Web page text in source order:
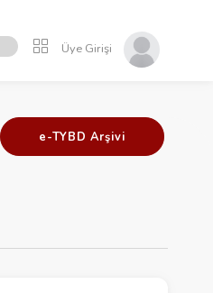
Üye Girişi
e-TYBD Arşivi